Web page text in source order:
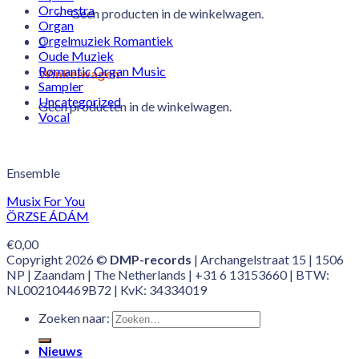
Geen producten in de winkelwagen.
0
Winkelwagen
Geen producten in de winkelwagen.
Orchestra
Organ
Orgelmuziek Romantiek
Oude Muziek
Romantic Organ Music
Sampler
Uncategorized
Vocal
Ensemble
Musix For You
ÖRZSE ÁDÁM
€0,00
Copyright 2026 © DMP-records | Archangelstraat 15 | 1506
NP | Zaandam | The Netherlands | +31 6 13153660 | BTW:
NL002104469B72 | KvK: 34334019
Zoeken naar:
Nieuws